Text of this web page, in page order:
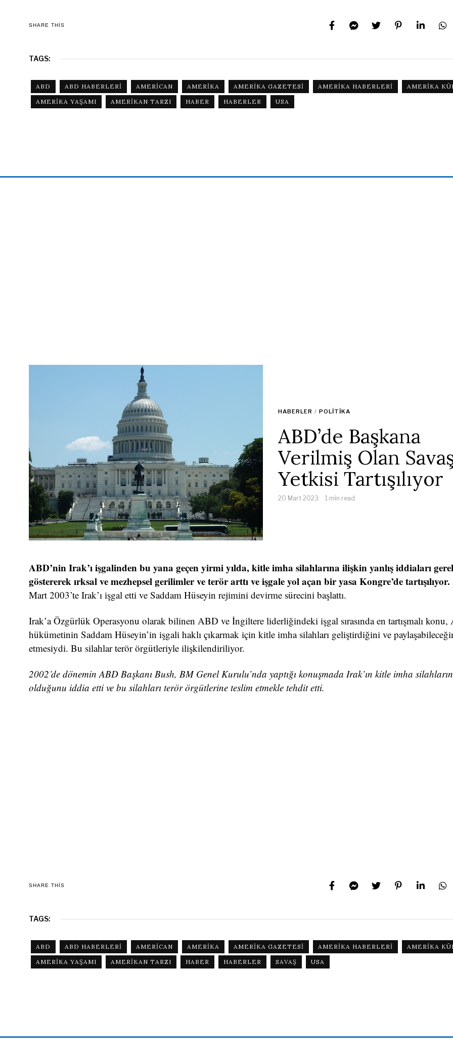
SHARE THIS
TAGS:
ABD ABD HABERLERI AMERICAN AMERIKA AMERIKA GAZETESI AMERIKA HABERLERI
AMERIKA
AMERIKA YAŞAMI
AMERIKAN TARZI HABER HABERLER USA
HABERLER / POLITIKA
ABD’de Başkana
Verilmiş Olan
Yetkisi Tartışılıyor
20 Mart 2023 1 min read
ABD’nin Irak’ı işgalinden bu yana geçen yirmi yılda, kitle imha silahlarına ilişkin yanlış iddiaları
göstererek ırksal ve mezhepsel gerilimler ve terör arttı ve işgale yol açan bir yasa Kongre’de tartışılıyor.
Mart 2003’te Irak’ı işgal etti ve Saddam Hüseyin rejimini devirme sürecini başlattı.
Irak’a Özgürlük Operasyonu olarak bilinen ABD ve İngiltere liderliğindeki işgal sırasında en tartışmalı konu,
hükümetinin Saddam Hüseyin’in işgali haklı çıkarmak için kitle imha silahları geliştirdiğini ve
etmesiydi. Bu silahlar terör örgütleriyle ilişkilendiriliyor.
2002’de dönemin ABD Başkanı Bush, BM Genel Kurulu’nda yaptığı konuşmada Irak’ın kitle imha
olduğunu iddia etti ve bu silahları terör örgütlerine teslim etmekle tehdit etti.
SHARE THIS
TAGS:
ABD ABD HABERLERI AMERICAN AMERIKA AMERIKA GAZETESI AMERIKA HABERLERI
AMERIKA
AMERIKA YAŞAMI
AMERIKAN TARZI HABER HABERLER SAVAŞ USA